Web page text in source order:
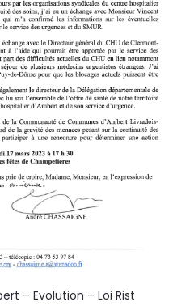
– Evolution – Loi Rist